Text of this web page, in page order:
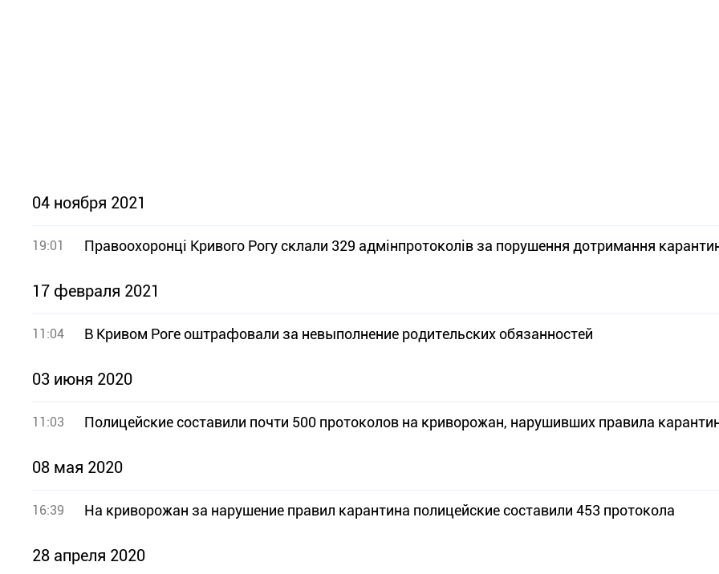
04 ноября 2021
19:01 Правоохоронці Кривого Рогу склали 329 адмінпротоколів за порушення дотримання
17 февраля 2021
11:04 В Кривом Роге оштрафовали за невыполнение родительских обязанностей
03 июня 2020
11:03 Полицейские составили почти 500 протоколов на криворожан, нарушивших правила
08 мая 2020
16:39 На криворожан за нарушение правил карантина полицейские составили 453 протокола
28 апреля 2020